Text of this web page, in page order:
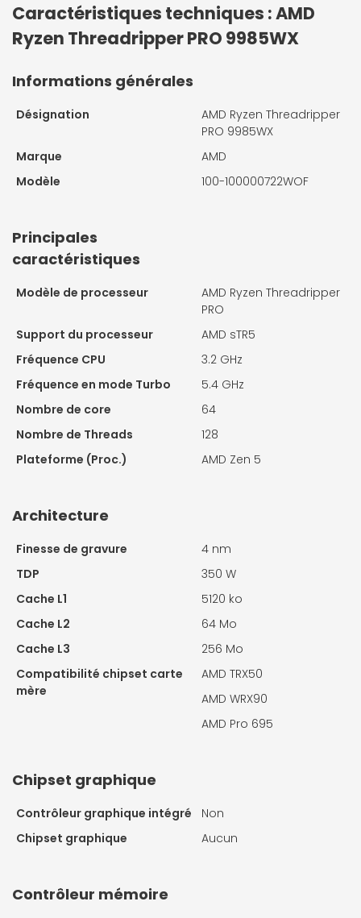
Caractéristiques techniques : AMD
Ryzen Threadripper PRO 9985WX
Informations générales
Désignation
AMD Ryzen Threadripper
PRO 9985WX
Marque
AMD
Modèle
100-100000722WOF
Principales
caractéristiques
Modèle de processeur
AMD Ryzen Threadripper
PRO
Support du processeur
AMD sTR5
Fréquence CPU
3.2 GHz
Fréquence en mode Turbo
5.4 GHz
Nombre de core
64
Nombre de Threads
128
Plateforme (Proc.)
AMD Zen 5
Architecture
Finesse de gravure
4 nm
TDP
350 W
Cache L1
5120 ko
Cache L2
64 Mo
Cache L3
256 Mo
Compatibilité chipset carte
mère
AMD TRX50
AMD WRX90
AMD Pro 695
Chipset graphique
Contrôleur graphique intégré
Non
Chipset graphique
Aucun
Contrôleur mémoire